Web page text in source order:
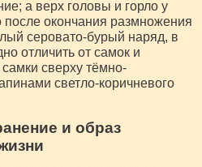
а верх головы и горло у
после окончания размножения
серовато-бурый наряд, в
отличить от самок и
сверху тёмно-
светло-коричневого
и образ